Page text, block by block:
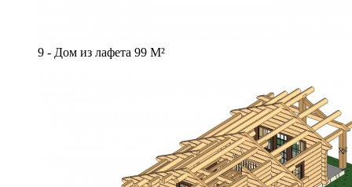
9 - Дом из лафета 99 М²